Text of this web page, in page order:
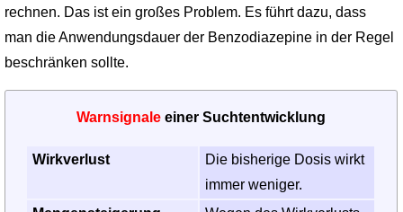
rechnen. Das ist ein großes Problem. Es führt dazu, dass
man die Anwendungsdauer der Benzodiazepine in der Regel
beschränken sollte.
Warnsignaleeiner Suchtentwicklung
Wirkverlust
Die bisherige Dosis wirkt
immer weniger.